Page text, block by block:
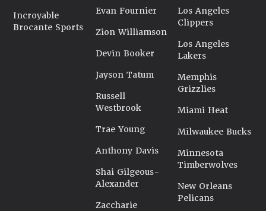
Incroyable
Brocante Sports
Evan Fournier
Zion Williamson
Devin Booker
Jayson Tatum
Russell
Westbrook
Trae Young
Anthony Davis
Shai Gilgeous-
Alexander
Zaccharie
Los Angeles
Clippers
Los Angeles
Lakers
Memphis
Grizzlies
Miami Heat
Milwaukee Bucks
Minnesota
Timberwolves
New Orleans
Pelicans